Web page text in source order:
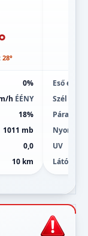
28°
0%
h ÉÉNY
18%
1011 mb
0,0
10 km
Eső esély
Szél
Páratart.
Nyomás
UV
Látótáv